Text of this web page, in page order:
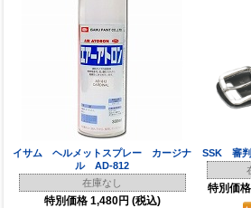
イサム ヘルメットスプレー カージナ
ル AD-812
在庫なし
特別価格 1,480円 (税込)
SSK 審
特別価格